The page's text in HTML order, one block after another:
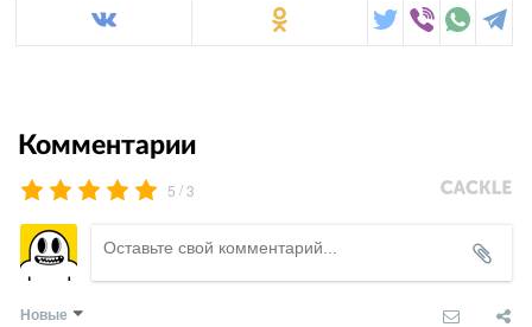
Комментарии
5 /3
Новые